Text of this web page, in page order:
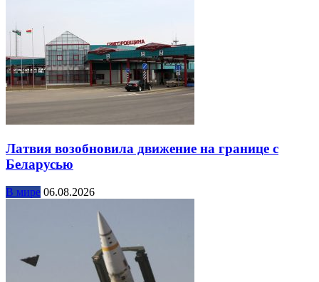
Латвия возобновила движение на границе с
Беларусью
В мире 06.08.2026